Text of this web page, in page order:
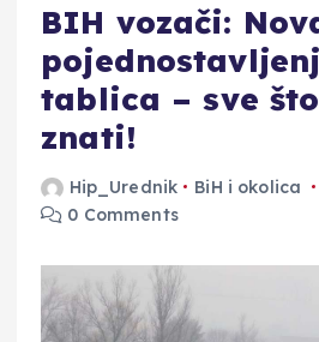
BIH vozači:
tablica – sve
znati!
Hip_Urednik BiH i okolica
0 Comments